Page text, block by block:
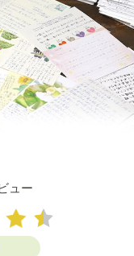
ュー